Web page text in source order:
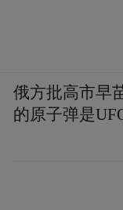
俄方批高市早
的原子弹是